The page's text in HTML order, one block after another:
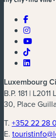
Luxembourg
B.P. 181 |
30, Place
T. +352 22 28
E.